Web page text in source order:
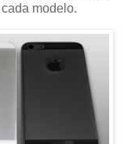
modelo.